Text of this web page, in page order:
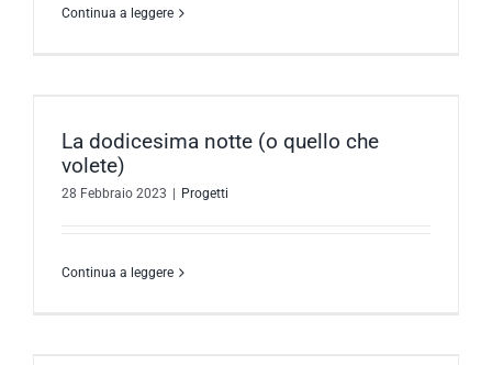
Continua a leggere
La dodicesima notte (o quello che
volete)
28 Febbraio 2023 | Progetti
Continua a leggere